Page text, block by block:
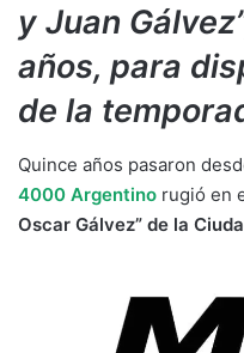
y Juan
años, para
de la
Quince años pasaron
4000 Argentino rugió en
Oscar Gálvez” de la